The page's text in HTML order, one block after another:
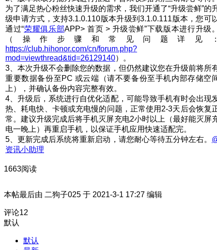
为了满足热心粉丝快速升级的需求，我们开通了“升级尝鲜”的
级申请方式，支持3.1.0.110版本升级到3.1.0.111版本，您可
通过“荣耀俱乐部APP> 首页 > 升级尝鲜”下载版本进行升级
（操作步骤和常见问题详见
https://club.hihonor.com/cn/forum.php?
mod=viewthread&tid=26129140）。
3、本次升级不会删除您的数据，但仍然建议您在升级前将所
重要数据备份至PC 或云端（请不要备份至手机内部存储空
上），并确认备份内容完整有效。
4、升级后，系统进行自优化适配，可能导致手机有时会出现
热、耗电快、卡顿或充电慢的问题，正常使用2-3天后会恢复
常。建议升级完成后将手机灭屏充电2小时以上（最好能灭屏
电一晚上）再重启手机，以保证手机应用快速适配完。
5、更新完成后系统将重新启动，请您耐心等待五分钟左右。
资讯小助理
1663阅读
本帖最后由 二狗子025 于 2021-3-1 17:27 编辑
评论12
默认
默认